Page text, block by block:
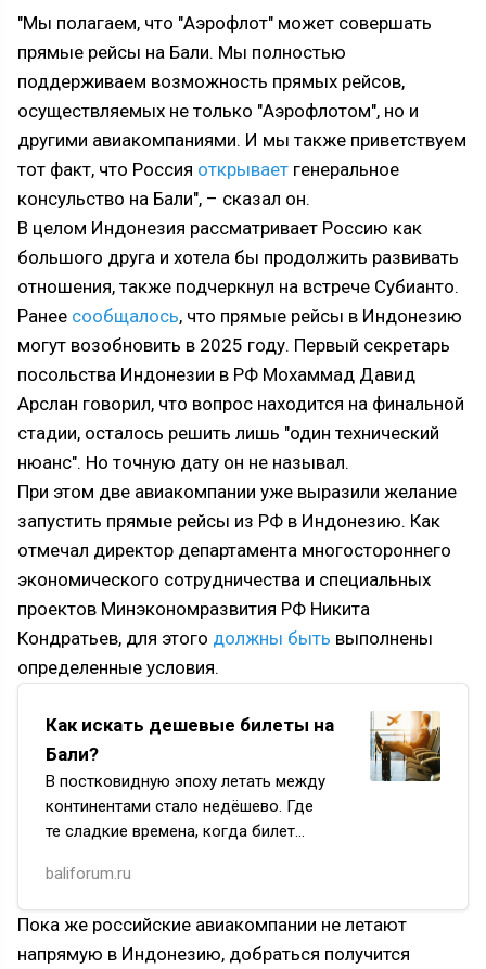
"Мы полагаем, что "Аэрофлот" может совершать
прямые рейсы на Бали. Мы полностью
поддерживаем возможность прямых рейсов,
осуществляемых не только "Аэрофлотом", но и
другими авиакомпаниями. И мы также приветствуем
тот факт, что Россия открывает генеральное
консульство на Бали", – сказал он.
В целом Индонезия рассматривает Россию как
большого друга и хотела бы продолжить развивать
отношения, также подчеркнул на встрече Субианто.
Ранее сообщалось, что прямые рейсы в Индонезию
могут возобновить в 2025 году. Первый секретарь
посольства Индонезии в РФ Мохаммад Давид
Арслан говорил, что вопрос находится на финальной
стадии, осталось решить лишь "один технический
нюанс". Но точную дату он не называл.
При этом две авиакомпании уже выразили желание
запустить прямые рейсы из РФ в Индонезию. Как
отмечал директор департамента многостороннего
экономического сотрудничества и специальных
проектов Минэкономразвития РФ Никита
Кондратьев, для этого должны быть выполнены
определенные условия.
Как искать дешевые билеты на
Бали?
В постковидную эпоху летать между
континентами стало недёшево. Где
те сладкие времена, когда билет
до Бали и обратно можно было
поймать даже за 500 долларов…а
уж за…
baliforum.ru
Пока же российские авиакомпании не летают
напрямую в Индонезию, добраться получится